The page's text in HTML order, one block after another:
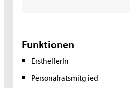
Funktionen
ErsthelferIn
Personalratsmitglied